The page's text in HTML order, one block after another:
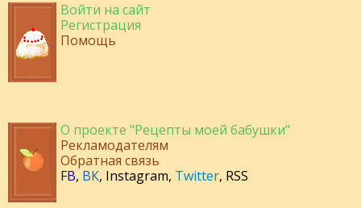
Войти на сайт
Регистрация
Помощь
О проекте "Рецепты моей бабушки"
Рекламодателям
Обратная связь
FB, ВК, Instagram, Twitter, RSS